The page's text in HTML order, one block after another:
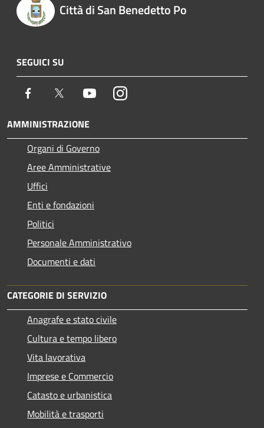
Città di San Benedetto Po
SEGUICI SU
Facebook Twitter YoutubeInstagram
AMMINISTRAZIONE
Organi di Governo
Aree Amministrative
Uffici
Enti e fondazioni
Politici
Personale Amministrativo
Documenti e dati
CATEGORIE DI SERVIZIO
Anagrafe e stato civile
Cultura e tempo libero
Vita lavorativa
Imprese e Commercio
Catasto e urbanistica
Mobilità e trasporti